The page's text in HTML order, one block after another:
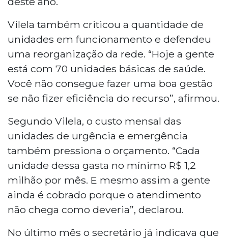
Vilela também criticou a quantidade de
unidades em funcionamento e defendeu
uma reorganização da rede. “Hoje a gente
está com 70 unidades básicas de saúde.
Você não consegue fazer uma boa gestão
se não fizer eficiência do recurso”, afirmou.
Segundo Vilela, o custo mensal das
unidades de urgência e emergência
também pressiona o orçamento. “Cada
unidade dessa gasta no mínimo R$ 1,2
milhão por mês. E mesmo assim a gente
ainda é cobrado porque o atendimento
não chega como deveria”, declarou.
No último mês o secretário já indicava que